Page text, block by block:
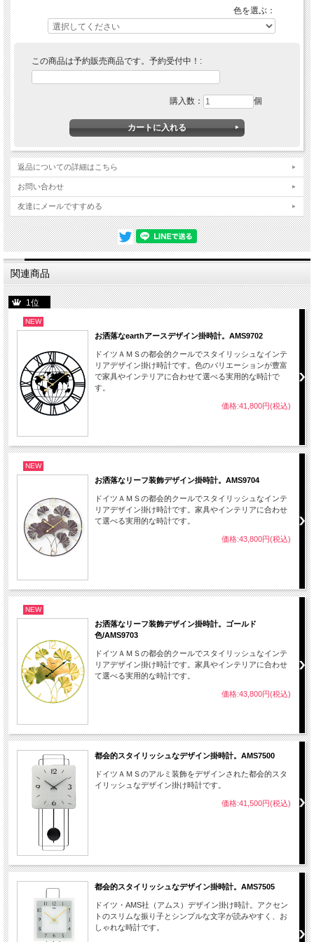
磁気の強いテレビ・スピーカー・パソコン等の近く、温度・湿気の高いエアコン、
浴室の近く、日光・風の当たる場所は機械に悪影響を与えますので避けてくださ
い。電池の寿命は約１年です。設置場所・その他の条件で前後しますが、1年を目
色を選ぶ：
この商品は予約販売商品です。予約受付中！:
購入数： 個
返品についての詳細はこちら
お問い合わせ
友達にメールですすめる
関連商品
1位
NEW
お洒落なearthアースデザイン掛時計。AMS9702
ドイツＡＭＳの都会的クールでスタイリッシュなインテ
リアデザイン掛け時計です。色のバリエーションが豊富
で家具やインテリアに合わせて選べる実用的な時計で
す。
価格:41,800円(税込)
NEW
お洒落なリーフ装飾デザイン掛時計。AMS9704
ドイツＡＭＳの都会的クールでスタイリッシュなインテ
リアデザイン掛け時計です。家具やインテリアに合わせ
て選べる実用的な時計です。
価格:43,800円(税込)
NEW
お洒落なリーフ装飾デザイン掛時計。ゴールド
色/AMS9703
ドイツＡＭＳの都会的クールでスタイリッシュなインテ
リアデザイン掛け時計です。家具やインテリアに合わせ
て選べる実用的な時計です。
価格:43,800円(税込)
都会的スタイリッシュなデザイン掛時計。AMS7500
ドイツＡＭＳのアルミ装飾をデザインされた都会的スタ
イリッシュなデザイン掛け時計です。
価格:41,500円(税込)
都会的スタイリッシュなデザイン掛時計。AMS7505
ドイツ・AMS社（アムス）デザイン掛け時計。アクセン
トのスリムな振り子とシンプルな文字が読みやすく、お
しゃれな時計です。